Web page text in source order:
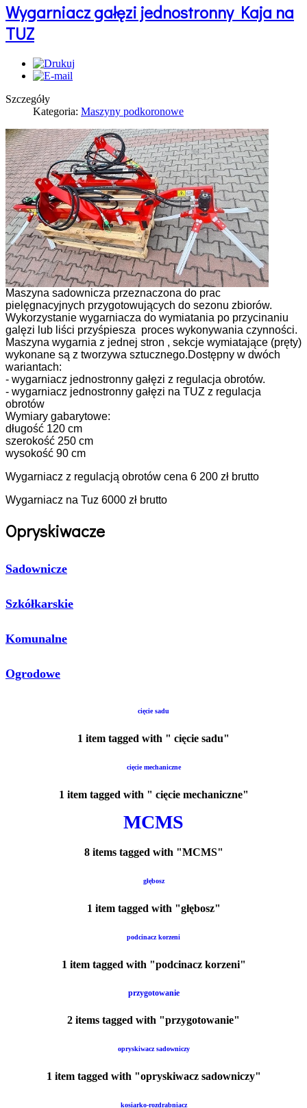
Wygarniacz gałęzi jednostronny Kaja na
TUZ
Szczegóły
Kategoria: Maszyny podkoronowe
Maszyna sadownicza przeznaczona do prac
pielęgnacyjnych przygotowujących do sezonu zbiorów.
Wykorzystanie wygarniacza do wymiatania po przycinaniu
galęzi lub liści przyśpiesza proces wykonywania czynności.
Maszyna wygarnia z jednej stron , sekcje wymiatające (pręty)
wykonane są z tworzywa sztucznego.Dostępny w dwóch
wariantach:
- wygarniacz jednostronny gałęzi z regulacja obrotów.
- wygarniacz jednostronny gałęzi na TUZ z regulacja
obrotów
Wymiary gabarytowe:
długość 120 cm
szerokość 250 cm
wysokość 90 cm
Wygarniacz z regulacją obrotów cena 6 200 zł brutto
Wygarniacz na Tuz 6000 zł brutto
Opryskiwacze
Sadownicze
Szkółkarskie
Komunalne
Ogrodowe
cięcie sadu
1 item tagged with " cięcie sadu"
cięcie mechaniczne
1 item tagged with " cięcie mechaniczne"
MCMS
8 items tagged with "MCMS"
głębosz
1 item tagged with "głębosz"
podcinacz korzeni
1 item tagged with "podcinacz korzeni"
przygotowanie
2 items tagged with "przygotowanie"
opryskiwacz sadowniczy
1 item tagged with "opryskiwacz sadowniczy"
kosiarko-rozdrabniacz